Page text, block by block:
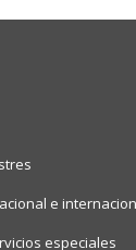
e
especiales